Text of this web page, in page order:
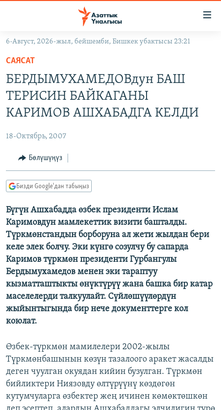
Навигацияга
өтүңүз
Издөөгө
салыңыз
САЯСАТ
МАДАНИЯТ
ДҮЙНӨ
ДҮЙНӨ
УКРАИНА
ТВ ПРОГРАММАЛАР
БҮГҮН АЗАТТЫКТА
ДАНИСТЕ
ЭЖЕ-СИҢДИЛЕР
АЗАТТЫК+
ЫҢГАЙСЫЗ СУРООЛОР
ПОДКАСТ
ОНЛАЙН ШЕРИНЕ
ЭЕ/АРнун бардык сайттары
6-Август, 2026-жыл, бейшемби, Бишкек убактысы 23:21
САЯСАТ
БЕРДЫМУХАМЕДОВдун БАШ
ТЕРИСИН БАЙКАГАНЫ
КАРИМОВ АШХАБАДГА КЕЛДИ
18-Октябрь, 2007
Бөлүшүңүз
Бизди Google'дан табыңыз
Бүгүн Ашхабадда өзбек президенти Ислам
Каримовдун мамлекеттик визити башталды.
Түркмөнстандын борборуна ал жети жылдан бери
келе элек болчу. Эки күнгө созулчу бу сапарда
Каримов түркмөн президенти Гурбангулы
Бердымухамедов менен эки тараптуу
кызматташтыкты өнүктүрүү жана башка бир катар
маселелерди талкуулайт. Сүйлөшүүлөрдүн
жыйынтыгында бир нече документтерге кол
коюлат.
Өзбек-түркмөн мамилелери 2002-жылы
Түркмөнбашынын көзүн тазалоого аракет жасалды
деген чуулган окуядан кийин бузулган. Түркмөн
бийликтери Ниязовду өлтүрүүнү көздөгөн
кутумчуларга өзбектер жең ичинен көмөктөшкөн